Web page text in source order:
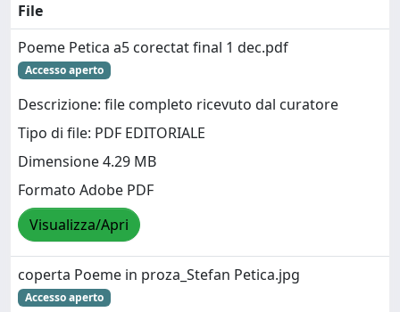
File
Poeme Petica a5 corectat final 1 dec.pdf
Accesso aperto
Descrizione: file completo ricevuto dal curatore
Tipo di file: PDF EDITORIALE
Dimensione 4.29 MB
Formato Adobe PDF
Visualizza/Apri
coperta Poeme in proza_Stefan Petica.jpg
Accesso aperto